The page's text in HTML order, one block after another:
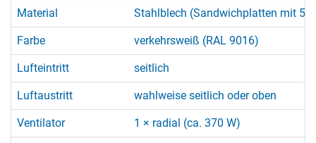
Material Stahlblech (Sandwichplatten mit
Farbe verkehrsweiß (RAL 9016)
Lufteintritt seitlich
Luftaustritt wahlweise seitlich oder oben
Ventilator 1 × radial (ca. 370 W)